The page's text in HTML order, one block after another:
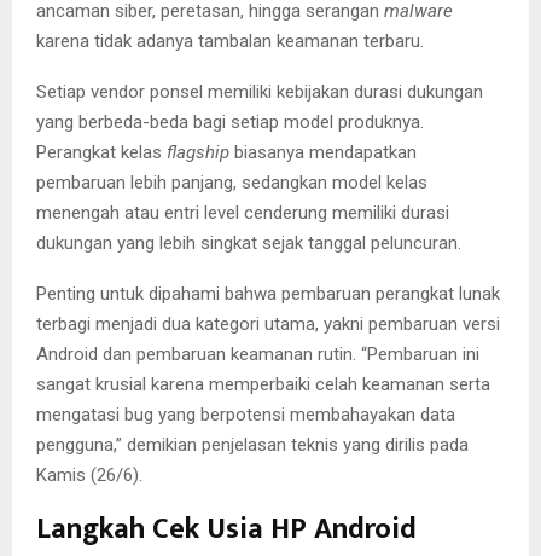
ancaman siber, peretasan, hingga serangan malware
karena tidak adanya tambalan keamanan terbaru.
Setiap vendor ponsel memiliki kebijakan durasi dukungan
yang berbeda-beda bagi setiap model produknya.
Perangkat kelas flagship biasanya mendapatkan
pembaruan lebih panjang, sedangkan model kelas
menengah atau entri level cenderung memiliki durasi
dukungan yang lebih singkat sejak tanggal peluncuran.
Penting untuk dipahami bahwa pembaruan perangkat lunak
terbagi menjadi dua kategori utama, yakni pembaruan versi
Android dan pembaruan keamanan rutin. “Pembaruan ini
sangat krusial karena memperbaiki celah keamanan serta
mengatasi bug yang berpotensi membahayakan data
pengguna,” demikian penjelasan teknis yang dirilis pada
Kamis (26/6).
Langkah Cek Usia HP Android